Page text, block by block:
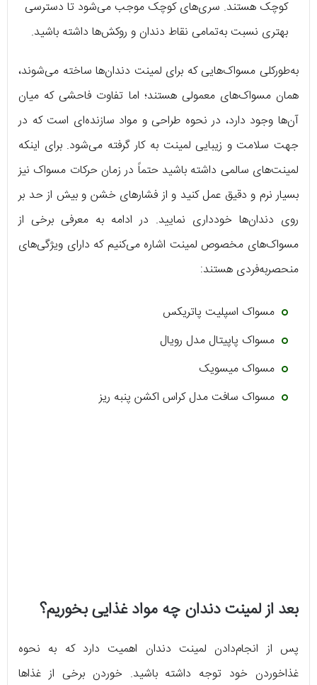
کوچک هستند. سری‌های کوچک موجب می‌شود تا دسترسی
بهتری نسبت به‌تمامی نقاط دندان و روکش‌ها داشته باشید.
به‌طورکلی مسواک‌هایی که برای لمینت دندان‌ها ساخته می‌شوند،
همان مسواک‌های معمولی هستند؛ اما تفاوت فاحشی که میان
آن‌ها وجود دارد، در نحوه طراحی و مواد سازنده‌ای است که در
جهت سلامت و زیبایی لمینت به کار گرفته می‌شود. برای اینکه
لمینت‌های سالمی داشته باشید حتماً در زمان حرکات مسواک نیز
بسیار نرم و دقیق عمل کنید و از فشارهای خشن و بیش از حد بر
روی دندان‌ها خودداری نمایید. در ادامه به معرفی برخی از
مسواک‌های مخصوص لمینت اشاره می‌کنیم که دارای ویژگی‌های
منحصربه‌فردی هستند:
مسواک اسپلیت پاتریکس
مسواک پاپیتال مدل رویال
مسواک میسویک
مسواک سافت مدل کراس اکشن پنبه ریز
بعد از لمینت دندان چه مواد غذایی بخوریم؟
پس از انجام‌دادن لمینت دندان اهمیت دارد که به نحوه
غذاخوردن خود توجه داشته باشید. خوردن برخی از غذاها